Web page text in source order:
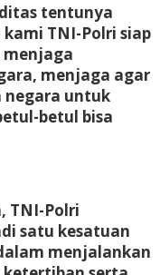
tentunya
TNI-Polri siap
menjaga
menjaga agar
negara untuk
betul bisa
TNI-Polri
satu kesatuan
menjalankan